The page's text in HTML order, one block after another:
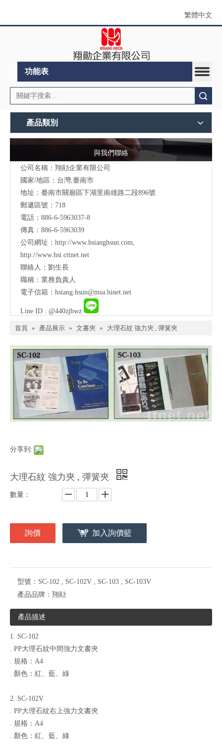
繁體中文
功能表
產品類別
與我們聯絡
公司名稱：翔勛企業有限公司
國家/地區：台灣,臺南市
地址：臺南市關廟區下湖里南雄路二段896號
郵遞區號：718
電話：886-6-5963037-8
傳真：886-6-5963039
公司網址： http://www.hsianghsun.com
http://www.hsi.cttnet.net
聯絡人：劉生長
職稱：業務負責人
電子信箱： hsiang.hsun@msa.hinet.net
Line ID : @440zjbwz
首頁 » 產品展示 » 文書夾 » 大理石紋 強力夾 , 彈簧夾
分享到:
大理石紋 強力夾 , 彈簧夾
數量：
詢價 加入詢價籃
型號： SC-102 , SC-102V , SC-103 , SC-103V
產品品牌： 翔勛
產品描述
1. SC-102
. PP大理石紋中間強力文書夾
. 規格：A4
. 顏色：紅、藍、綠
2. SC-102V
. PP大理石紋右上強力文書夾
. 規格：A4
. 顏色：紅、藍、綠